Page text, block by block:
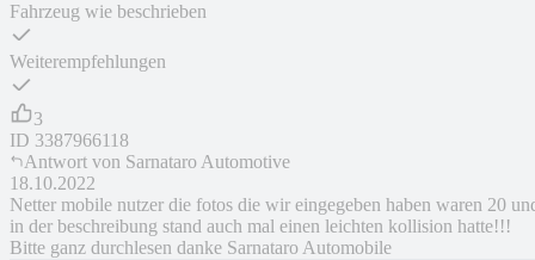
Fahrzeug wie beschrieben
Weiterempfehlungen
3
ID 3387966118
Antwort von Sarnataro Automotive
18.10.2022
Netter mobile nutzer die fotos die wir eingegeben haben waren 20
in der beschreibung stand auch mal einen leichten kollision hatte!!!
Bitte ganz durchlesen danke Sarnataro Automobile